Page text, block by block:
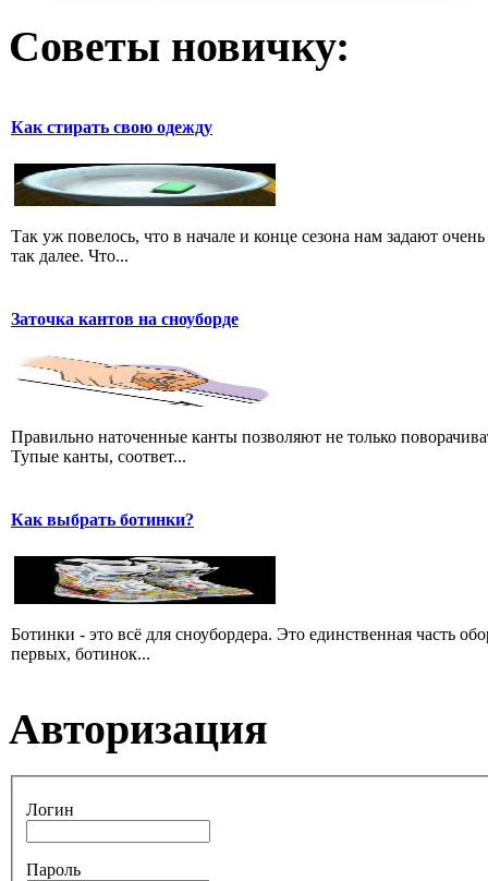
Советы новичку:
Как стирать свою одежду
Так уж повелось, что в начале и конце сезона нам задают
так далее. Что...
Заточка кантов на сноуборде
Правильно наточенные канты позволяют не только
Тупые канты, соответ...
Как выбрать ботинки?
Ботинки - это всё для сноубордера. Это единственная часть
первых, ботинок...
Авторизация
Логин
Пароль